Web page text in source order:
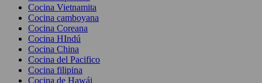
Cocina Vietnamita
Cocina camboyana
Cocina Coreana
Cocina HIndú
Cocina China
Cocina del Pacifico
Cocina filipina
Cocina de Hawái